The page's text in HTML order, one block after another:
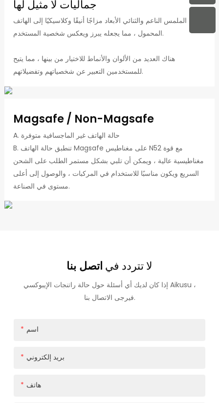
يضيف الملمس الناعم والثنائي الأبعاد مزاجًا أنيقًا وكلاسيكيًا إلى الهاتف
المحمول ، مما يجعله يبرز ويعكس شخصية المستخدم.
هناك العديد من الألوان والأنماط للاختيار من بينها ، مما يتيح
للمستخدمين التعبير عن شخصياتهم وتفضيلاتهم.
Magsafe / Non-Magsafe
A. حالة الهاتف غير الماجسافية متوفرة
B. تنطبق حالة الهاتف Magsafe على مغناطيس N52 مع قوة
مغناطيسية عالية ، ويمكن أن تلبي بشكل مستمر الطلب على الشحن
السريع ويكون مناسبًا للاستخدام في المركبات ، والوصول إلى أعلى
مستوى في الصناعة.
لا تتردد في اتصل بنا
إذا كان لديك أي أسئلة حول حالة راتنجات الإيبوكسي Aikusu ،
فيرجى الاتصال بنا.
اسم
بريد إلكتروني
هاتف